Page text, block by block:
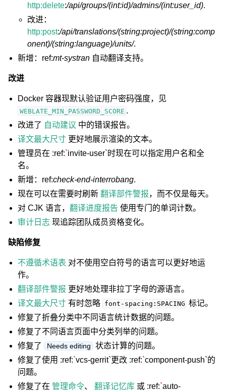
http:delete:/api/groups/(int:id)/admins/(int:user_id).
改进：
http:post:/api/translations/(string:project)/(string:comp
onent)/(string:language)/units/.
新增：ref:mt-systran 自动翻译支持。
改进
Docker 容器现默认验证用户密码强度，见
WEBLATE_MIN_PASSWORD_SCORE .
改进了 自动建议 中的错误报告。
译文最大尺寸 更好地展示渲染的文本。
管理员在 :ref:`invite-user`时现在可以指定用户名和全
名。
新增：ref:check-end-interrobang.
现在可以在需要时刷新翻译部件警报，而不仅是每天。
对 CJK 语言，翻译进度报告 使用专门的单词计数。
审计日志 现追踪团队成员资格变化。
缺陷修复
不遵循术语表 对不使用空白符号的语言可以更好地运
作。
翻译部件警报 更好地处理非拉丁字母的源语言。
译文最大尺寸 有时忽略 font-spacing:SPACING 标记。
修复了折叠分类中不同语言统计数据的问题。
修复了不同语言页面中分类列举的问题。
修复了 Needs editing 状态计算的问题。
修复了使用 :ref:`vcs-gerrit`更改 :ref:`component-push`的
问题。
修复了在 管理命令、翻译记忆库 或 :ref:`auto-